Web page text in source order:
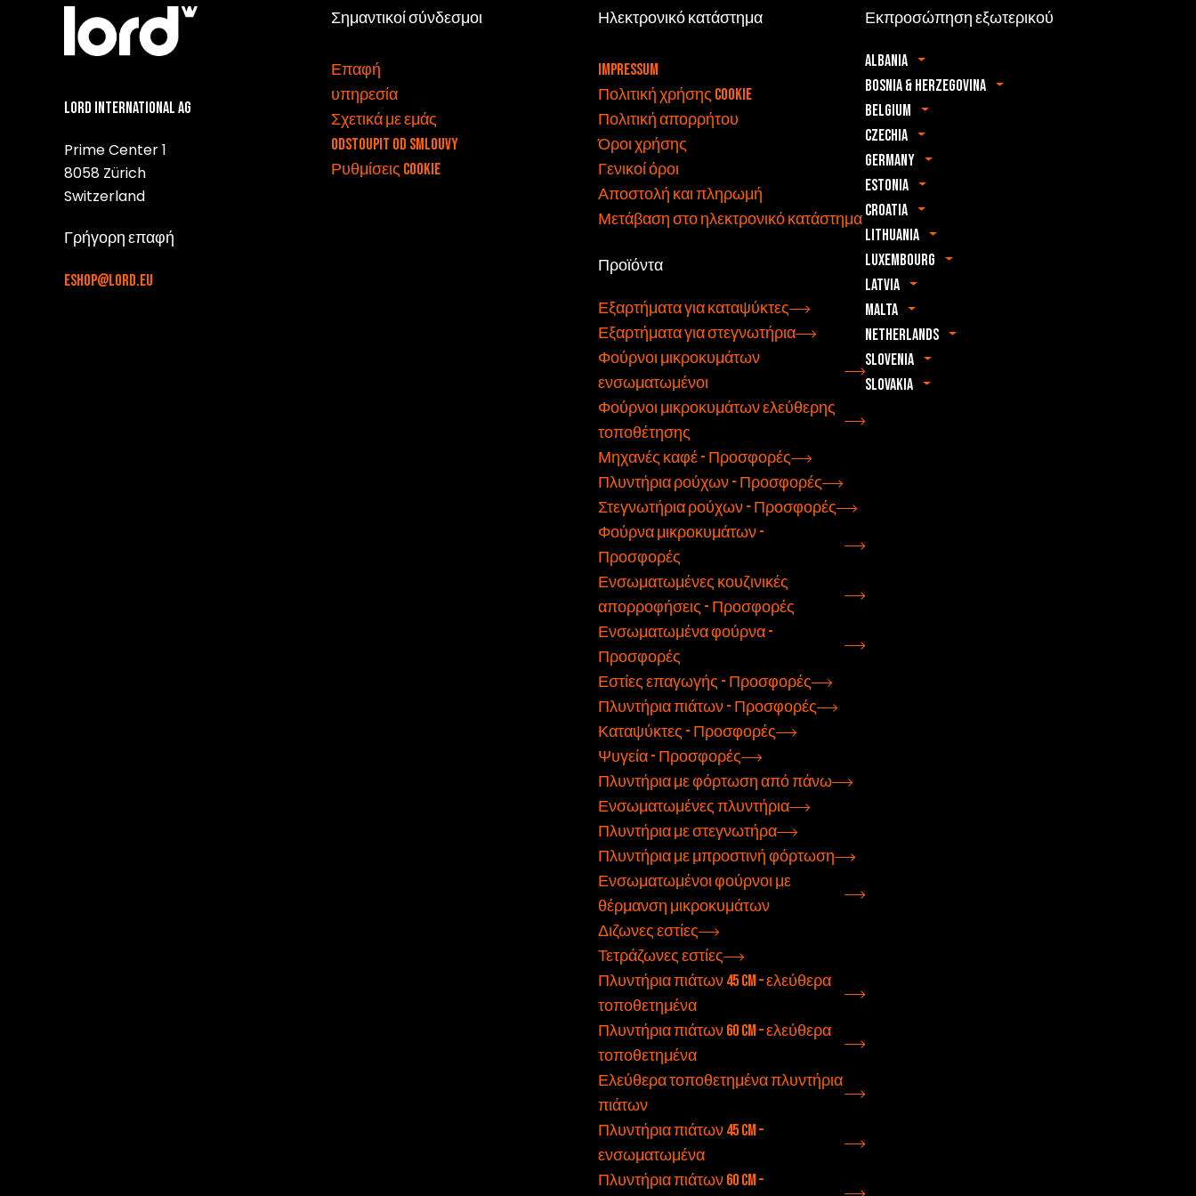
Lord International AG
Prime Center 1
8058 Zürich
Switzerland
Γρήγορη επαφή
eshop@lord.eu
Σημαντικοί σύνδεσμοι
Επαφή
υπηρεσία
Σχετικά με εμάς
Odstoupit od smlouvy
Ρυθμίσεις cookie
Ηλεκτρονικό κατάστημα
Impressum
Πολιτική χρήσης cookie
Πολιτική απορρήτου
Όροι χρήσης
Γενικοί όροι
Αποστολή και πληρωμή
Μετάβαση στο ηλεκτρονικό κατάστημα
Προϊόντα
Εξαρτήματα για καταψύκτες
Εξαρτήματα για στεγνωτήρια
Φούρνοι μικροκυμάτων
ενσωματωμένοι
Φούρνοι μικροκυμάτων ελεύθερης
τοποθέτησης
Μηχανές καφέ - Προσφορές
Πλυντήρια ρούχων - Προσφορές
Στεγνωτήρια ρούχων - Προσφορές
Φούρνα μικροκυμάτων -
Προσφορές
Ενσωματωμένες κουζινικές
απορροφήσεις - Προσφορές
Ενσωματωμένα φούρνα -
Προσφορές
Εστίες επαγωγής - Προσφορές
Πλυντήρια πιάτων - Προσφορές
Καταψύκτες - Προσφορές
Ψυγεία - Προσφορές
Πλυντήρια με φόρτωση από πάνω
Ενσωματωμένες πλυντήρια
Πλυντήρια με στεγνωτήρα
Πλυντήρια με μπροστινή φόρτωση
Ενσωματωμένοι φούρνοι με
θέρμανση μικροκυμάτων
Διζωνες εστίες
Τετράζωνες εστίες
Πλυντήρια πιάτων 45 cm – ελεύθερα
τοποθετημένα
Πλυντήρια πιάτων 60 cm – ελεύθερα
τοποθετημένα
Ελεύθερα τοποθετημένα πλυντήρια
πιάτων
Πλυντήρια πιάτων 45 cm –
ενσωματωμένα
Πλυντήρια πιάτων 60 cm –
Εκπροσώπηση εξωτερικού
Albania
Bosnia & Herzegovina
Belgium
Czechia
Germany
Estonia
Croatia
Lithuania
Luxembourg
Latvia
Malta
Netherlands
Slovenia
Slovakia